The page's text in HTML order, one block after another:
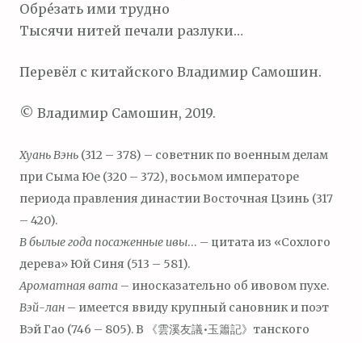
Обре́зать ими трудно
Тысячи нитей печали разлуки…
Перевёл с китайского Владимир Самошин.
© Владимир Самошин, 2019.
Хуань Вэнь (312 – 378) – советник по военным делам
при Сыма Юе (320 – 372), восьмом императоре
периода правления династии Восточная Цзинь (317
– 420).
В былые года посаженные ивы… – цитата из «Сохлого
дерева» Юй Синя (513 – 581).
Ароматная вата – иносказательно об ивовом пухе.
Вэй-лан – имеется ввиду крупный сановник и поэт
Вэй Гао (746 – 805). В 《雲溪友議•玉簫記》танского